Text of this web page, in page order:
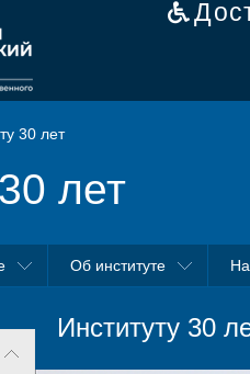
30 лет
лет
Об институте
Институту 30